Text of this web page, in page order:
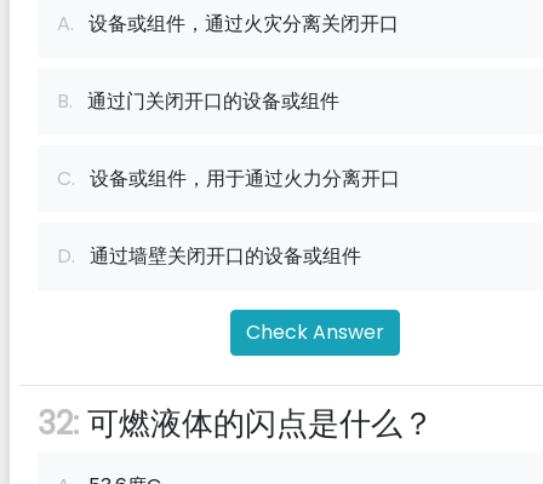
A. 设备或组件，通过火灾分离关闭开口
B. 通过门关闭开口的设备或组件
C. 设备或组件，用于通过火力分离开口
D. 通过墙壁关闭开口的设备或组件
Check Answer
32:可燃液体的闪点是什么？